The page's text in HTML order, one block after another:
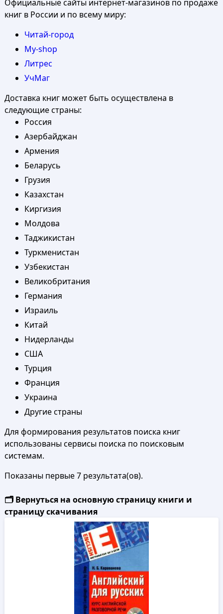
Официальные сайты интернет-магазинов по продаже
книг в России и по всему миру:
Читай-город
My-shop
Литрес
УчМаг
Доставка книг может быть осуществлена в
следующие страны:
Россия
Азербайджан
Армения
Беларусь
Грузия
Казахстан
Киргизия
Молдова
Таджикистан
Туркменистан
Узбекистан
Великобритания
Германия
Израиль
Китай
Нидерланды
США
Турция
Франция
Украина
Другие страны
Для формирования результатов поиска книг
использованы сервисы поиска по поисковым
системам.
Показаны первые 7 результата(ов).
🗂️ Вернуться на основную страницу книги и
страницу скачивания